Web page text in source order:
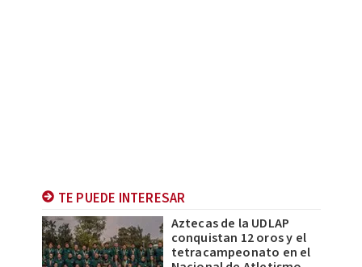
TE PUEDE INTERESAR
Aztecas de la UDLAP
conquistan 12 oros y el
tetracampeonato en el